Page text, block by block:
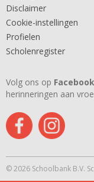
Disclaimer
Cookie-instellingen
Profielen
Scholenregister
Volg ons op Facebook
herinneringen aan
© 2026 Schoolbank B.V.